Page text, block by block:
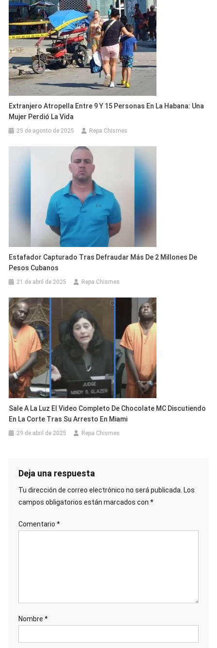
Extranjero Atropella Entre 9 Y 15 Personas En La Habana: Una
Mujer Perdió La Vida
25 de agosto de 2025 Repa Chismes
Estafador Capturado Tras Defraudar Más De 2 Millones De
Pesos Cubanos
21 de abril de 2025 Repa Chismes
Sale A La Luz El Video Completo De Chocolate MC Discutiendo
En La Corte Tras Su Arresto En Miami
29 de abril de 2025 Repa Chismes
Deja una respuesta
Tu dirección de correo electrónico no será publicada. Los
campos obligatorios están marcados con *
Comentario *
Nombre *